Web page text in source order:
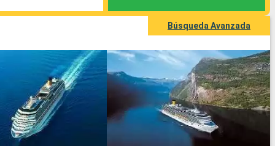
Búsqueda Avanzada